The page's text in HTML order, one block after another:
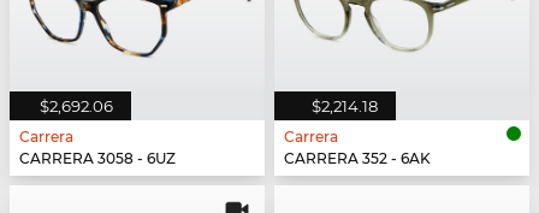
$2,692.06
Carrera
CARRERA 3058 - 6UZ
$2,214.18
Carrera
CARRERA 352 - 6AK